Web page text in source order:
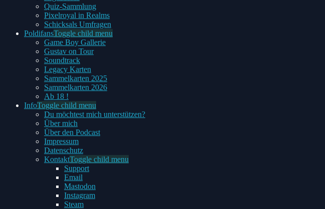
Quiz-Sammlung
Pixelroyal in Realms
Schicksals Umfragen
PoldifansToggle child menu
Game Boy Gallerie
Gustav on Tour
Soundtrack
Legacy Karten
Sammelkarten 2025
Sammelkarten 2026
Ab 18 !
InfoToggle child menu
Du möchtest mich unterstützen?
Über mich
Über den Podcast
Impressum
Datenschutz
KontaktToggle child menu
Support
Email
Mastodon
Instagram
Steam